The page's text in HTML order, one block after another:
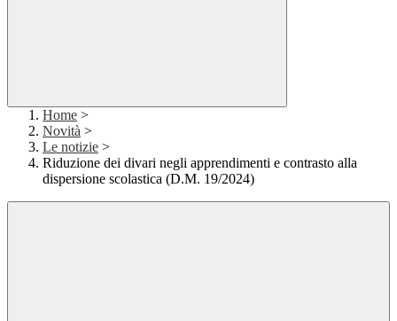
Home >
Novità >
Le notizie >
Riduzione dei divari negli apprendimenti e contrasto alla
dispersione scolastica (D.M. 19/2024)